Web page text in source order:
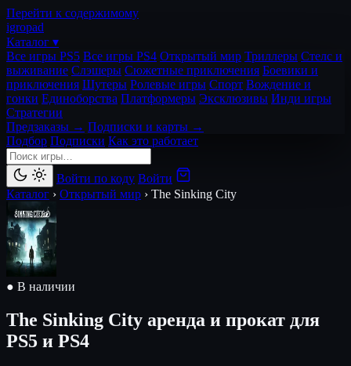
Перейти к содержимому
igropad
Каталог ▾
Все игры PS5 Все игры PS4 Открытый мир Триллеры Стелс и
выживание Слэшеры Сюжетные приключения Боевики и
приключения Шутеры Ролевые игры Спорт Вождение и
гонки Единоборства Платформеры Эксклюзивы Инди игры
Стратегии
Предзаказы → Подписки и карты →
Подбор Подписки Как это работает
Войти по коду Войти
Каталог › Открытый мир › The Sinking City
● В наличии
The Sinking City аренда и прокат для
PS5 и PS4